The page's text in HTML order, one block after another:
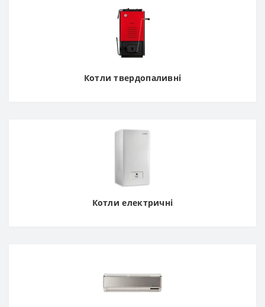
Котли твердопаливні
Котли електричні